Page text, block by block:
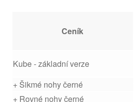
Ceník
Kube - základní verze
+ Šikmé nohy černé
+ Rovné nohy černé